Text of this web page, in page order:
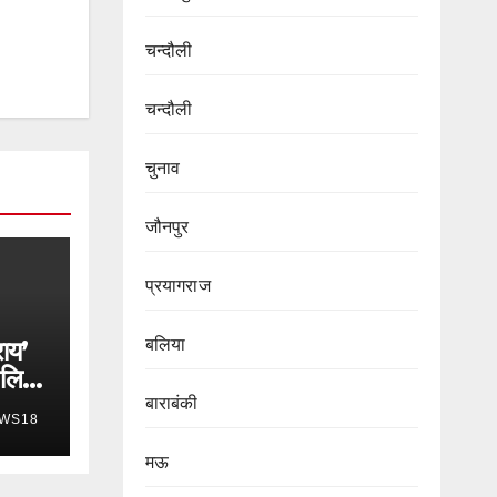
में
चन्दौली
चन्दौली
चुनाव
जौनपुर
प्रयागराज
बलिया
बाराबंकी
मऊ